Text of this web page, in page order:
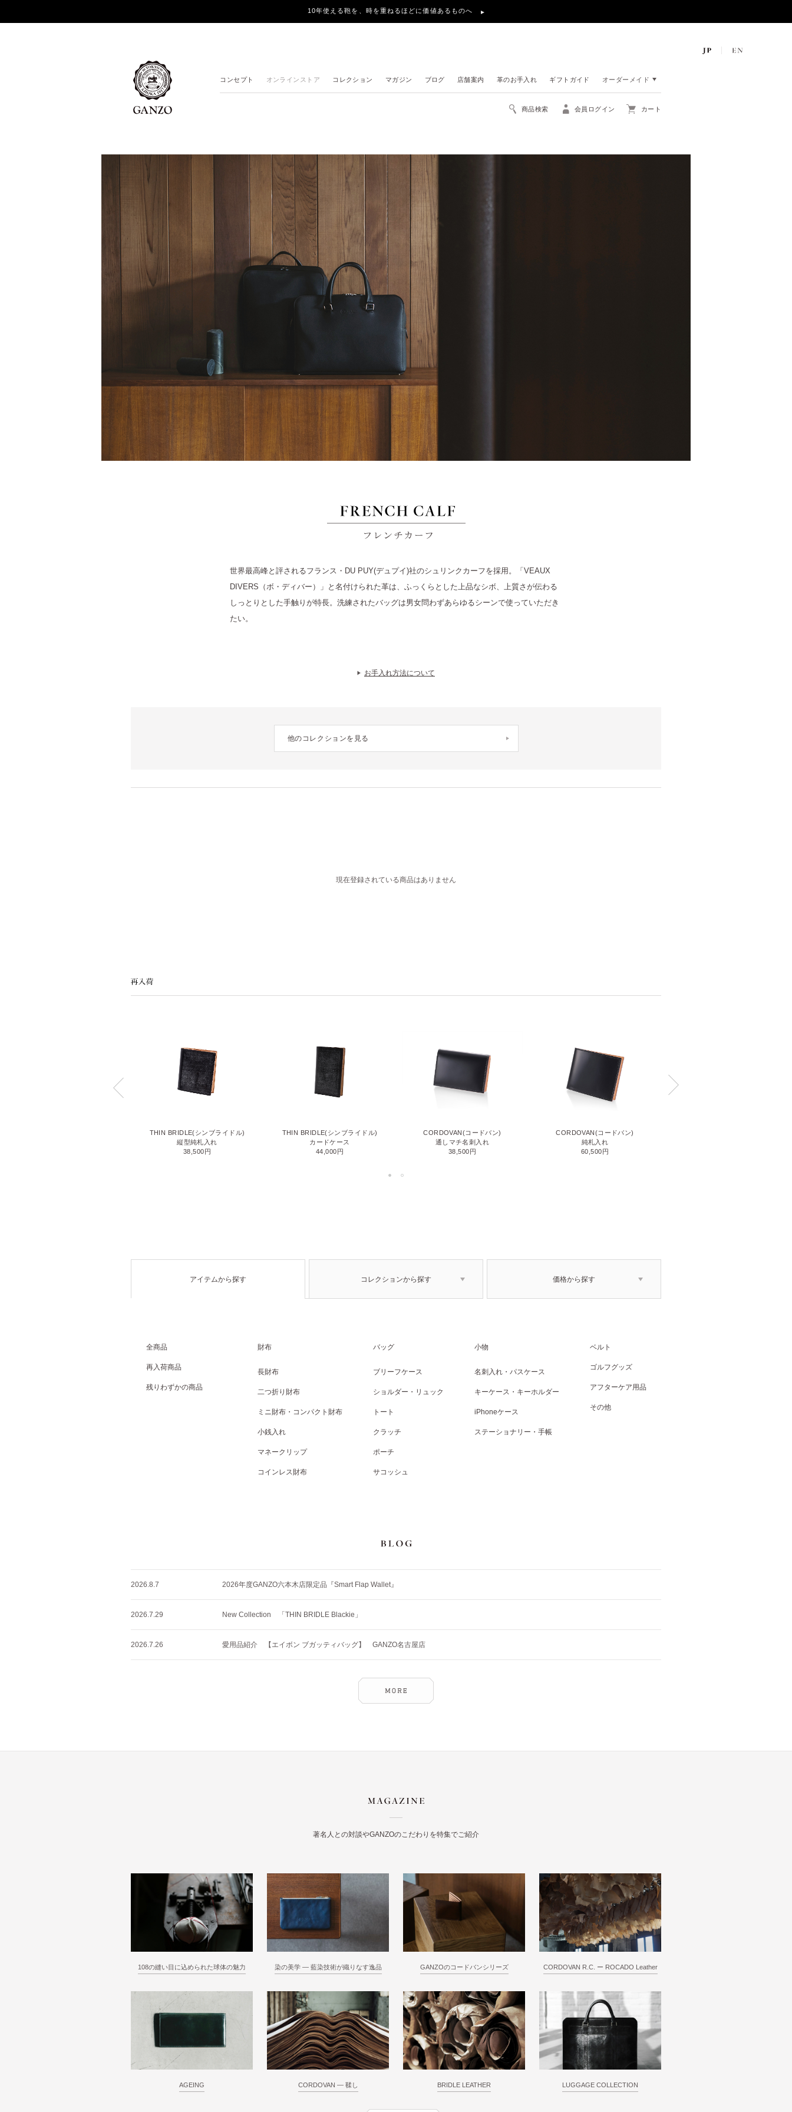
10年使える鞄を、時を重ねるほどに価値あるものへ
コンセプト オンラインストア コレクション マガジン ブログ 店舗案内 革のお手入れ ギフトガイド オーダーメイド
商品検索 会員ログイン カート
世界最高峰と評されるフランス・DU PUY(デュプイ)社のシュリンクカーフを採用。「VEAUX
DIVERS（ボ・ディバー）」と名付けられた革は、ふっくらとした上品なシボ、上質さが伝わる
しっとりとした手触りが特長。洗練されたバッグは男女問わずあらゆるシーンで使っていただき
たい。
お手入れ方法について
他のコレクションを見る
現在登録されている商品はありません
THIN BRIDLE(シンブライドル)
縦型純札入れ
38,500円
THIN BRIDLE(シンブライドル)
カードケース
44,000円
CORDOVAN(コードバン)
通しマチ名刺入れ
38,500円
CORDOVAN(コードバン)
純札入れ
60,500円
アイテムから探す コレクションから探す 価格から探す
全商品
再入荷商品
残りわずかの商品
財布
長財布
二つ折り財布
ミニ財布・コンパクト財布
小銭入れ
マネークリップ
コインレス財布
バッグ
ブリーフケース
ショルダー・リュック
トート
クラッチ
ポーチ
サコッシュ
小物
名刺入れ・パスケース
キーケース・キーホルダー
iPhoneケース
ステーショナリー・手帳
ベルト
ゴルフグッズ
アフターケア用品
その他
2026.8.7 2026年度GANZO六本木店限定品『Smart Flap Wallet』
2026.7.29 New Collection 「THIN BRIDLE Blackie」
2026.7.26 愛用品紹介 【エイボン ブガッティバッグ】 GANZO名古屋店
著名人との対談やGANZOのこだわりを特集でご紹介
108の縫い目に込められた球体の魅力 染の美学 ― 藍染技術が織りなす逸品 GANZOのコードバンシリーズ CORDOVAN R.C. ー ROCADO Leather
AGEING CORDOVAN ― 鞣し BRIDLE LEATHER LUGGAGE COLLECTION